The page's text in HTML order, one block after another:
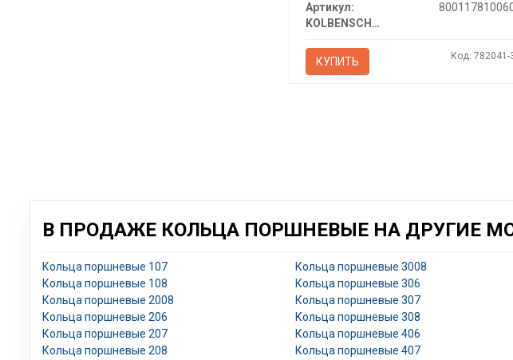
Артикул:
KOLBENSCHMIDT
КУПИТЬ Код: 782041-
В ПРОДАЖЕ КОЛЬЦА ПОРШНЕВЫЕ НА ДРУГИЕ
Кольца поршневые 107
Кольца поршневые 108
Кольца поршневые 2008
Кольца поршневые 206
Кольца поршневые 207
Кольца поршневые 208
Кольца поршневые 3008
Кольца поршневые 306
Кольца поршневые 307
Кольца поршневые 308
Кольца поршневые 406
Кольца поршневые 407